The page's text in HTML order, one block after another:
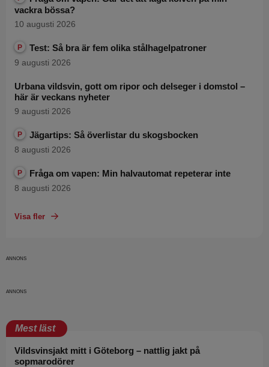
vackra bössa?
10 augusti 2026
P Test: Så bra är fem olika stålhagelpatroner
9 augusti 2026
Urbana vildsvin, gott om ripor och delseger i domstol –
här är veckans nyheter
9 augusti 2026
P Jägartips: Så överlistar du skogsbocken
8 augusti 2026
P Fråga om vapen: Min halvautomat repeterar inte
8 augusti 2026
Visa fler
Mest läst
Vildsvinsjakt mitt i Göteborg – nattlig jakt på
sopmarodörer